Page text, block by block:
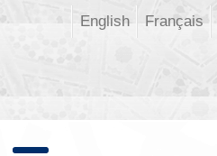
Français
English